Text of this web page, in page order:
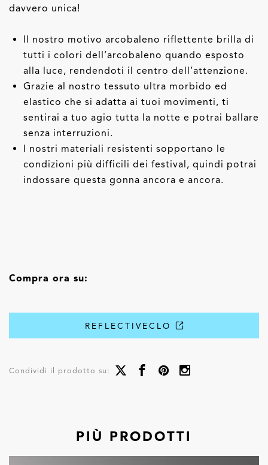
davvero unica!
Il nostro motivo arcobaleno riflettente brilla di
tutti i colori dell’arcobaleno quando esposto
alla luce, rendendoti il centro dell’attenzione.
Grazie al nostro tessuto ultra morbido ed
elastico che si adatta ai tuoi movimenti, ti
sentirai a tuo agio tutta la notte e potrai ballare
senza interruzioni.
I nostri materiali resistenti sopportano le
condizioni più difficili dei festival, quindi potrai
indossare questa gonna ancora e ancora.
Compra ora su:
REFLECTIVECLO
Condividi il prodotto su:
PIÙ PRODOTTI